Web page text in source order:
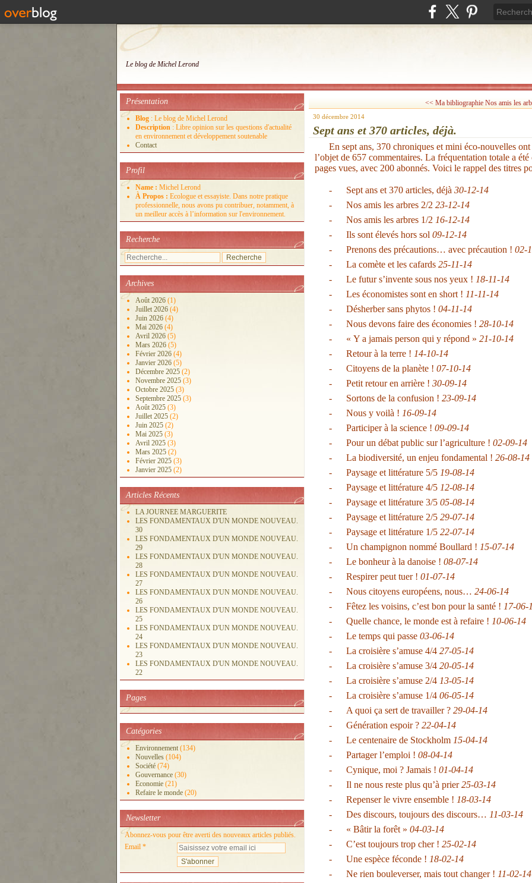
Le blog de Michel Lerond
Présentation
Blog : Le blog de Michel Lerond
Description : Libre opinion sur les questions d'actualité
en environnement et développement soutenable
Contact
Profil
Name : Michel Lerond
À Propos : Ecologue et essayiste. Dans notre pratique
professionnelle, nous avons pu contribuer, notamment, à
un meilleur accès à l’information sur l'environnement.
Recherche
Archives
Août 2026 (1)
Juillet 2026 (4)
Juin 2026 (4)
Mai 2026 (4)
Avril 2026 (5)
Mars 2026 (5)
Février 2026 (4)
Janvier 2026 (5)
Décembre 2025 (2)
Novembre 2025 (3)
Octobre 2025 (3)
Septembre 2025 (3)
Août 2025 (3)
Juillet 2025 (2)
Juin 2025 (2)
Mai 2025 (3)
Avril 2025 (3)
Mars 2025 (2)
Février 2025 (3)
Janvier 2025 (2)
Articles Récents
LA JOURNEE MARGUERITE
LES FONDAMENTAUX D'UN MONDE NOUVEAU.
30
LES FONDAMENTAUX D'UN MONDE NOUVEAU.
29
LES FONDAMENTAUX D'UN MONDE NOUVEAU.
28
LES FONDAMENTAUX D'UN MONDE NOUVEAU.
27
LES FONDAMENTAUX D'UN MONDE NOUVEAU.
26
LES FONDAMENTAUX D'UN MONDE NOUVEAU.
25
LES FONDAMENTAUX D'UN MONDE NOUVEAU.
24
LES FONDAMENTAUX D'UN MONDE NOUVEAU.
23
LES FONDAMENTAUX D'UN MONDE NOUVEAU.
22
Pages
Catégories
Environnement (134)
Nouvelles (104)
Société (74)
Gouvernance (30)
Economie (21)
Refaire le monde (20)
Newsletter
Abonnez-vous pour être averti des nouveaux articles publiés.
Email
<< Ma bibliographie Nos amis les
30 décembre 2014
Sept ans et 370 articles, déjà.
En sept ans, 370 chroniques et mini éco-nouvelles
l’objet de 657 commentaires. La fréquentation totale a
pages vues, avec 200 abonnés. Voici le rappel des titres
- Sept ans et 370 articles, déjà 30-12-14
-
Nos amis les arbres 2/2 23-12-14
-
Nos amis les arbres 1/2 16-12-14
-
Ils sont élevés hors sol 09-12-14
-
Prenons des précautions… avec précaution ! 02-
-
La comète et les cafards 25-11-14
-
Le futur s’invente sous nos yeux ! 18-11-14
-
Les économistes sont en short ! 11-11-14
-
Désherber sans phytos ! 04-11-14
-
Nous devons faire des économies ! 28-10-14
-
« Y a jamais person qui y répond » 21-10-14
-
Retour à la terre ! 14-10-14
-
Citoyens de la planète ! 07-10-14
-
Petit retour en arrière ! 30-09-14
-
Sortons de la confusion ! 23-09-14
-
Nous y voilà ! 16-09-14
-
Participer à la science ! 09-09-14
-
Pour un débat public sur l’agriculture ! 02-09-14
-
La biodiversité, un enjeu fondamental ! 26-08-14
-
Paysage et littérature 5/5 19-08-14
-
Paysage et littérature 4/5 12-08-14
-
Paysage et littérature 3/5 05-08-14
-
Paysage et littérature 2/5 29-07-14
-
Paysage et littérature 1/5 22-07-14
-
Un champignon nommé Boullard ! 15-07-14
-
Le bonheur à la danoise ! 08-07-14
-
Respirer peut tuer ! 01-07-14
-
Nous citoyens européens, nous… 24-06-14
-
Fêtez les voisins, c’est bon pour la santé ! 17-06-
-
Quelle chance, le monde est à refaire ! 10-06-14
-
Le temps qui passe 03-06-14
-
La croisière s’amuse 4/4 27-05-14
-
La croisière s’amuse 3/4 20-05-14
-
La croisière s’amuse 2/4 13-05-14
-
La croisière s’amuse 1/4 06-05-14
-
A quoi ça sert de travailler ? 29-04-14
-
Génération espoir ? 22-04-14
-
Le centenaire de Stockholm 15-04-14
-
Partager l’emploi ! 08-04-14
-
Cynique, moi ? Jamais ! 01-04-14
-
Il ne nous reste plus qu’à prier 25-03-14
-
Repenser le vivre ensemble ! 18-03-14
-
Des discours, toujours des discours… 11-03-14
-
« Bâtir la forêt » 04-03-14
-
C’est toujours trop cher ! 25-02-14
-
Une espèce féconde ! 18-02-14
-
Ne rien bouleverser, mais tout changer ! 11-02-14